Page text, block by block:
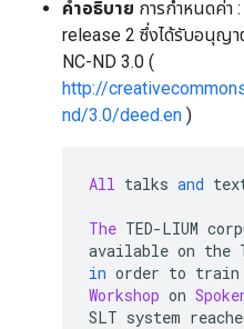
คำอธิบาย การกำหนดค่า
release 2 ซึ่งได้รับอนุญา
NC-ND 3.0 (
http://
nd/3.0/deed.en )
All talks and
The TED-LIUM
available on the
in order to train
Workshop on
SLT system